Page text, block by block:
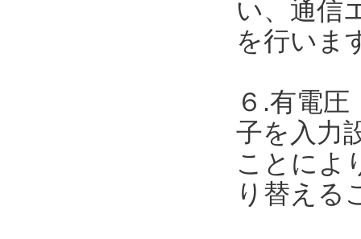
い、通信
を行いま
６.有電
子を入力
ことによ
り替える